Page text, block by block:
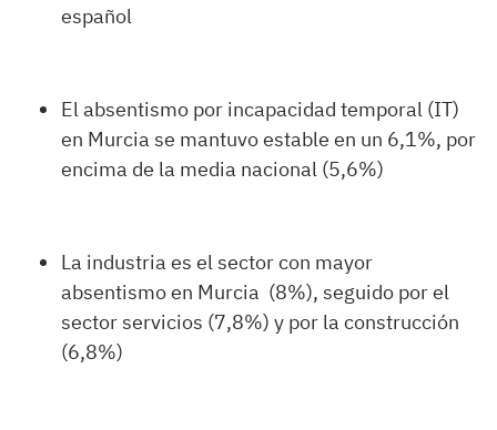
español
El absentismo por incapacidad temporal (IT)
en Murcia se mantuvo estable en un 6,1%, por
encima de la media nacional (5,6%)
La industria es el sector con mayor
absentismo en Murcia (8%), seguido por el
sector servicios (7,8%) y por la construcción
(6,8%)